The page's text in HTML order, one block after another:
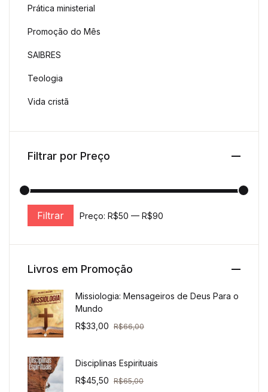
Prática ministerial
Promoção do Mês
SAIBRES
Teologia
Vida cristã
Filtrar por Preço
Preço mínimo
Preço máximo
Filtrar Preço: R$50 — R$90
Livros em Promoção
Missiologia: Mensageiros de Deus Para o
Mundo
R$33,00 R$66,00
Disciplinas Espirituais
R$45,50 R$65,00